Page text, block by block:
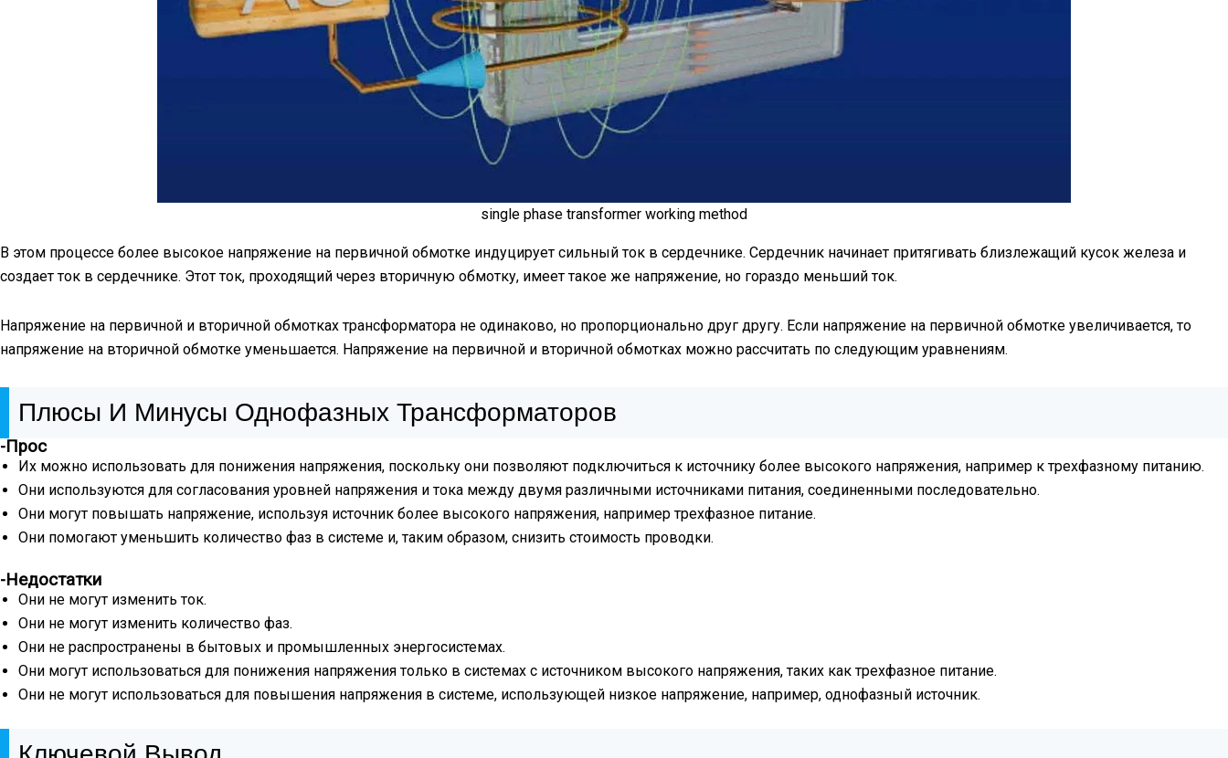
single phase transformer working method
В этом процессе более высокое напряжение на первичной обмотке индуцирует сильный ток в сердечнике. Сердечник начинает притягивать близлежащий кусок железа и
создает ток в сердечнике. Этот ток, проходящий через вторичную обмотку, имеет такое же напряжение, но гораздо меньший ток.
Напряжение на первичной и вторичной обмотках трансформатора не одинаково, но пропорционально друг другу. Если напряжение на первичной обмотке увеличивается, то
напряжение на вторичной обмотке уменьшается. Напряжение на первичной и вторичной обмотках можно рассчитать по следующим уравнениям.
Плюсы И Минусы Однофазных Трансформаторов
-Прос
Их можно использовать для понижения напряжения, поскольку они позволяют подключиться к источнику более высокого напряжения, например к трехфазному питанию.
Они используются для согласования уровней напряжения и тока между двумя различными источниками питания, соединенными последовательно.
Они могут повышать напряжение, используя источник более высокого напряжения, например трехфазное питание.
Они помогают уменьшить количество фаз в системе и, таким образом, снизить стоимость проводки.
-Недостатки
Они не могут изменить ток.
Они не могут изменить количество фаз.
Они не распространены в бытовых и промышленных энергосистемах.
Они могут использоваться для понижения напряжения только в системах с источником высокого напряжения, таких как трехфазное питание.
Они не могут использоваться для повышения напряжения в системе, использующей низкое напряжение, например, однофазный источник.